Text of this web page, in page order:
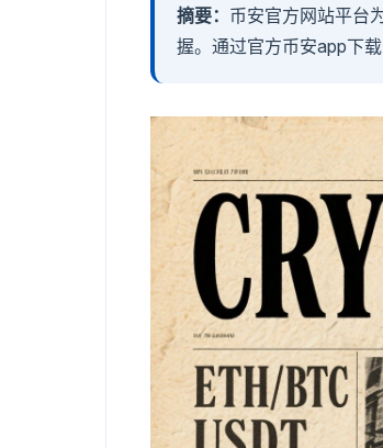
摘要： 币安官方网站平台
握。通过官方币安app下